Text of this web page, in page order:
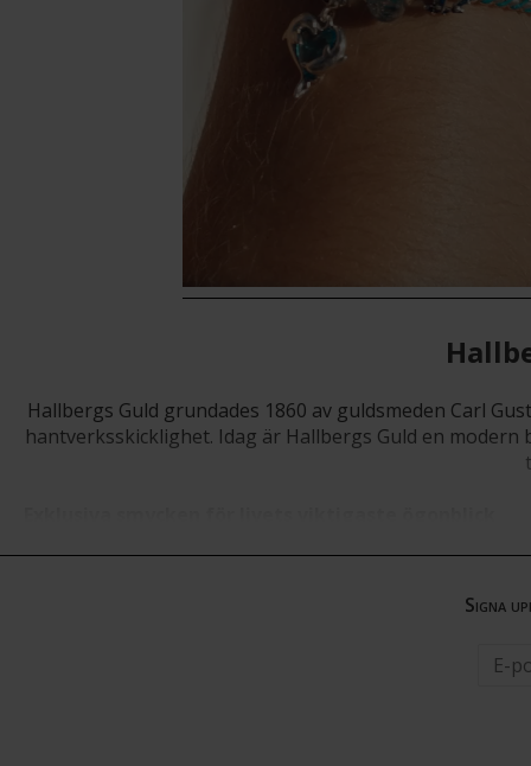
Hallbergs Guld grundades 1860 av guldsmeden Carl
hantverksskicklighet. Idag är Hallbergs Guld en
Vi erbjuder ett noggrant kurerat sortiment av
ringar kombinerar klassisk estetik med modern
Signa